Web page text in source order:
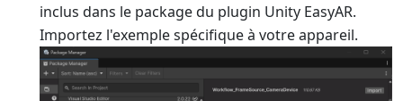
inclus dans le package du plugin Unity EasyAR.
Importez l'exemple spécifique à votre appareil.